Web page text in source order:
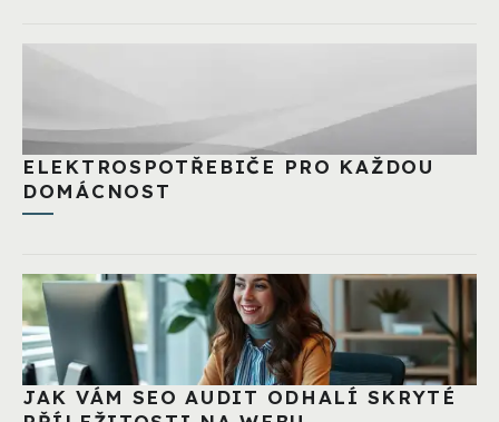
ELEKTROSPOTŘEBIČE PRO KAŽDOU
DOMÁCNOST
JAK VÁM SEO AUDIT ODHALÍ SKRYTÉ